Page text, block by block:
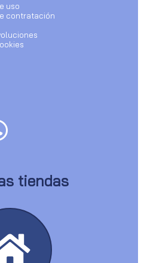
uso
contratación
tiendas